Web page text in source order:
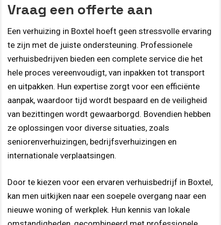
Vraag een offerte aan
Een verhuizing in Boxtel hoeft geen stressvolle ervaring
te zijn met de juiste ondersteuning. Professionele
verhuisbedrijven bieden een complete service die het
hele proces vereenvoudigt, van inpakken tot transport
en uitpakken. Hun expertise zorgt voor een efficiënte
aanpak, waardoor tijd wordt bespaard en de veiligheid
van bezittingen wordt gewaarborgd. Bovendien hebben
ze oplossingen voor diverse situaties, zoals
seniorenverhuizingen, bedrijfsverhuizingen en
internationale verplaatsingen.
Door te kiezen voor een ervaren verhuisbedrijf in Boxtel,
kan men uitkijken naar een soepele overgang naar een
nieuwe woning of werkplek. Hun kennis van lokale